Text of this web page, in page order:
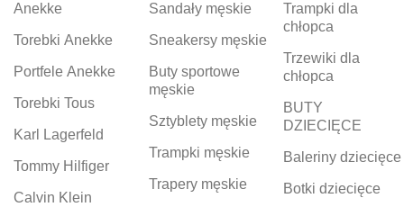
Anekke
Torebki Anekke
Portfele Anekke
Torebki Tous
Karl Lagerfeld
Tommy Hilfiger
Calvin Klein
Sandały męskie
Sneakersy męskie
Buty sportowe
męskie
Sztyblety męskie
Trampki męskie
Trapery męskie
Trampki dla
chłopca
Trzewiki dla
chłopca
BUTY
DZIECIĘCE
Baleriny dziecięce
Botki dziecięce